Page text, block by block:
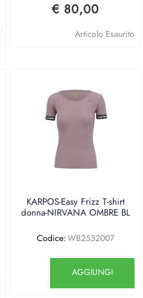
€ 80,00
Articolo Esaurito
KARPOS-Easy Frizz T-shirt
donna-NIRVANA OMBRE BL
Codice: WB2532007
AGGIUNGI